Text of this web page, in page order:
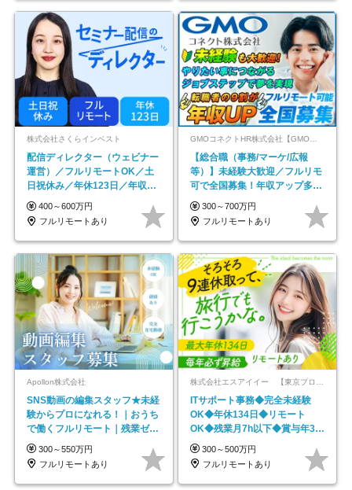
株式会社さくらインベスト
配信ディレクター（ウェビナー
運営）／フルリモートOK／土
日祝休み／年休123日／年収
600万円可
400～600万円
フルリモートあり
GMOコネクトHR株式会社【GMOインターネットグループ】
【総合職（事務/マーケ/広報
等）】未経験大歓迎／フルリモ
可で全国募集！年収アップ多数
★年休最大130日★
300～700万円
フルリモートあり
Apollon株式会社
SNS動画の編集スタッフ★未経
験からプロになれる！｜おうち
で働くフルリモート｜残業ゼロ
で18時退勤◎
300～550万円
フルリモートあり
ITサポート事務◆完全未経験
OK◆年休134日◆リモート
OK◆残業月7h以下◆賞与年3回
◆5年目まで必ず昇給
300～500万円
フルリモートあり